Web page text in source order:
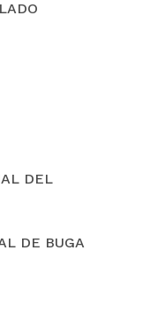
DEL
DE BUGA